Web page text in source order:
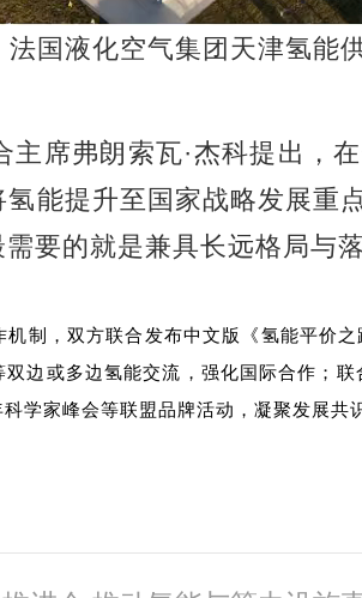
法国液化空气集团天津氢能
主席弗朗索瓦·杰科提出，
能提升至国家战略发展重
要的就是兼具长远格局与
制，双方联合发布中文版《氢能平价
边或多边氢能交流，强化国际合作；
学家峰会等联盟品牌活动，凝聚发展共识